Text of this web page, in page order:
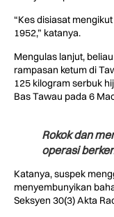
“Kes disiasat
1952,” katanya.
Mengulas lanjut,
rampasan ketum di
125 kilogram serbuk
Bas Tawau pada 6
Rokok dan
operasi
Katanya, suspek
menyembunyikan
Seksyen 30(3) Akta